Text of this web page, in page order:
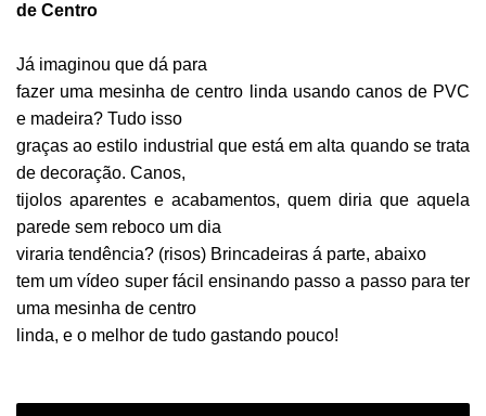
de Centro
Já imaginou que dá para
fazer uma mesinha de centro linda usando canos de PVC
e madeira? Tudo isso
graças ao estilo industrial que está em alta quando se trata
de decoração. Canos,
tijolos aparentes e acabamentos, quem diria que aquela
parede sem reboco um dia
viraria tendência? (risos) Brincadeiras á parte, abaixo
tem um vídeo super fácil ensinando passo a passo para ter
uma mesinha de centro
linda, e o melhor de tudo gastando pouco!